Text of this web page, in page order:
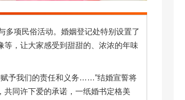
多项民俗活动。婚姻登记处特别设置了
，让大家感受到甜甜的、浓浓的年味
予我们的责任和义务……”结婚宣誓将
同许下爱的承诺，一纸婚书定格美